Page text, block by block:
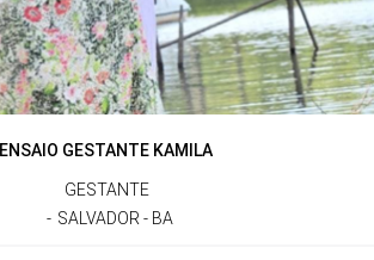
ENSAIO GESTANTE KAMILA
GESTANTE
SALVADOR - BA